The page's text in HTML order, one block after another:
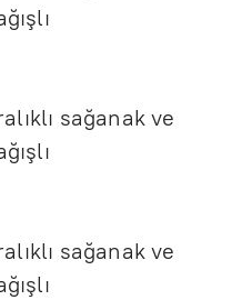
sağanak ve
sağanak ve